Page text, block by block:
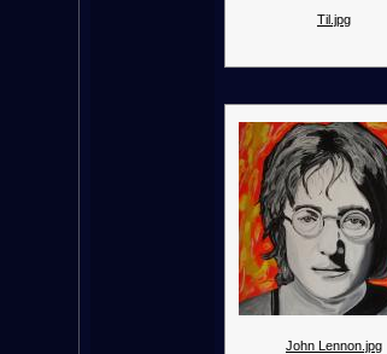
Til.jpg
John Lennon.jpg